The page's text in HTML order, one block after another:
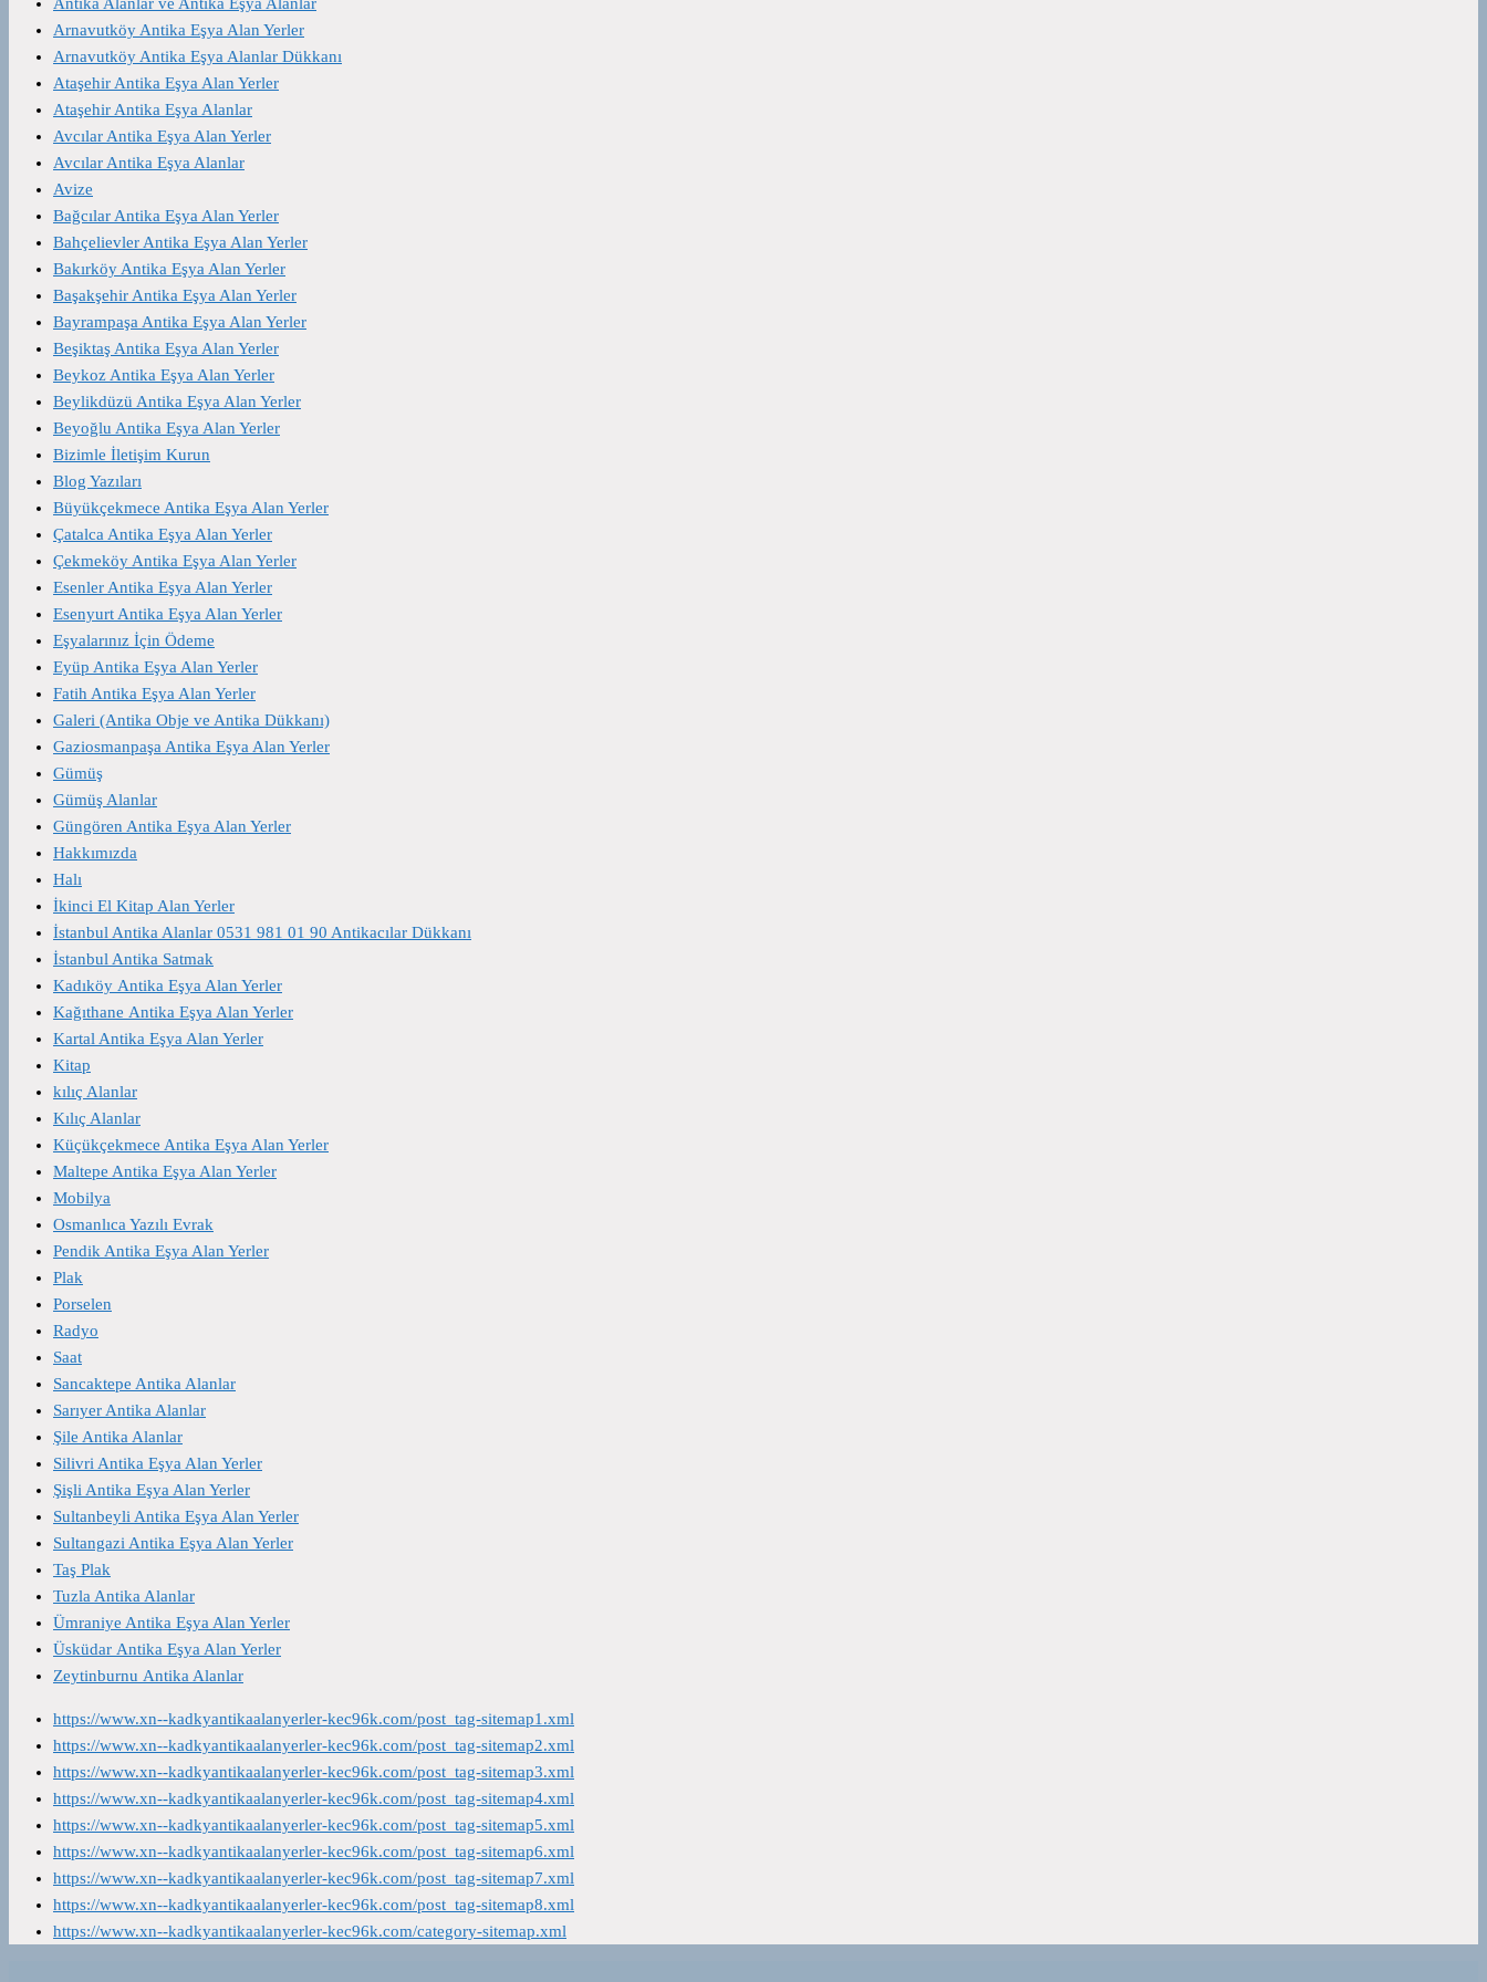
Arnavutköy Antika Eşya Alan Yerler
Arnavutköy Antika Eşya Alanlar Dükkanı
Ataşehir Antika Eşya Alan Yerler
Ataşehir Antika Eşya Alanlar
Avcılar Antika Eşya Alan Yerler
Avcılar Antika Eşya Alanlar
Avize
Bağcılar Antika Eşya Alan Yerler
Bahçelievler Antika Eşya Alan Yerler
Bakırköy Antika Eşya Alan Yerler
Başakşehir Antika Eşya Alan Yerler
Bayrampaşa Antika Eşya Alan Yerler
Beşiktaş Antika Eşya Alan Yerler
Beykoz Antika Eşya Alan Yerler
Beylikdüzü Antika Eşya Alan Yerler
Beyoğlu Antika Eşya Alan Yerler
Bizimle İletişim Kurun
Blog Yazıları
Büyükçekmece Antika Eşya Alan Yerler
Çatalca Antika Eşya Alan Yerler
Çekmeköy Antika Eşya Alan Yerler
Esenler Antika Eşya Alan Yerler
Esenyurt Antika Eşya Alan Yerler
Eşyalarınız İçin Ödeme
Eyüp Antika Eşya Alan Yerler
Fatih Antika Eşya Alan Yerler
Galeri (Antika Obje ve Antika Dükkanı)
Gaziosmanpaşa Antika Eşya Alan Yerler
Gümüş
Gümüş Alanlar
Güngören Antika Eşya Alan Yerler
Hakkımızda
Halı
İkinci El Kitap Alan Yerler
İstanbul Antika Alanlar 0531 981 01 90 Antikacılar Dükkanı
İstanbul Antika Satmak
Kadıköy Antika Eşya Alan Yerler
Kağıthane Antika Eşya Alan Yerler
Kartal Antika Eşya Alan Yerler
Kitap
kılıç Alanlar
Kılıç Alanlar
Küçükçekmece Antika Eşya Alan Yerler
Maltepe Antika Eşya Alan Yerler
Mobilya
Osmanlıca Yazılı Evrak
Pendik Antika Eşya Alan Yerler
Plak
Porselen
Radyo
Saat
Sancaktepe Antika Alanlar
Sarıyer Antika Alanlar
Şile Antika Alanlar
Silivri Antika Eşya Alan Yerler
Şişli Antika Eşya Alan Yerler
Sultanbeyli Antika Eşya Alan Yerler
Sultangazi Antika Eşya Alan Yerler
Taş Plak
Tuzla Antika Alanlar
Ümraniye Antika Eşya Alan Yerler
Üsküdar Antika Eşya Alan Yerler
Zeytinburnu Antika Alanlar
https://www.xn--kadkyantikaalanyerler-kec96k.com/post_tag-sitemap1.xml
https://www.xn--kadkyantikaalanyerler-kec96k.com/post_tag-sitemap2.xml
https://www.xn--kadkyantikaalanyerler-kec96k.com/post_tag-sitemap3.xml
https://www.xn--kadkyantikaalanyerler-kec96k.com/post_tag-sitemap4.xml
https://www.xn--kadkyantikaalanyerler-kec96k.com/post_tag-sitemap5.xml
https://www.xn--kadkyantikaalanyerler-kec96k.com/post_tag-sitemap6.xml
https://www.xn--kadkyantikaalanyerler-kec96k.com/post_tag-sitemap7.xml
https://www.xn--kadkyantikaalanyerler-kec96k.com/post_tag-sitemap8.xml
https://www.xn--kadkyantikaalanyerler-kec96k.com/category-sitemap.xml